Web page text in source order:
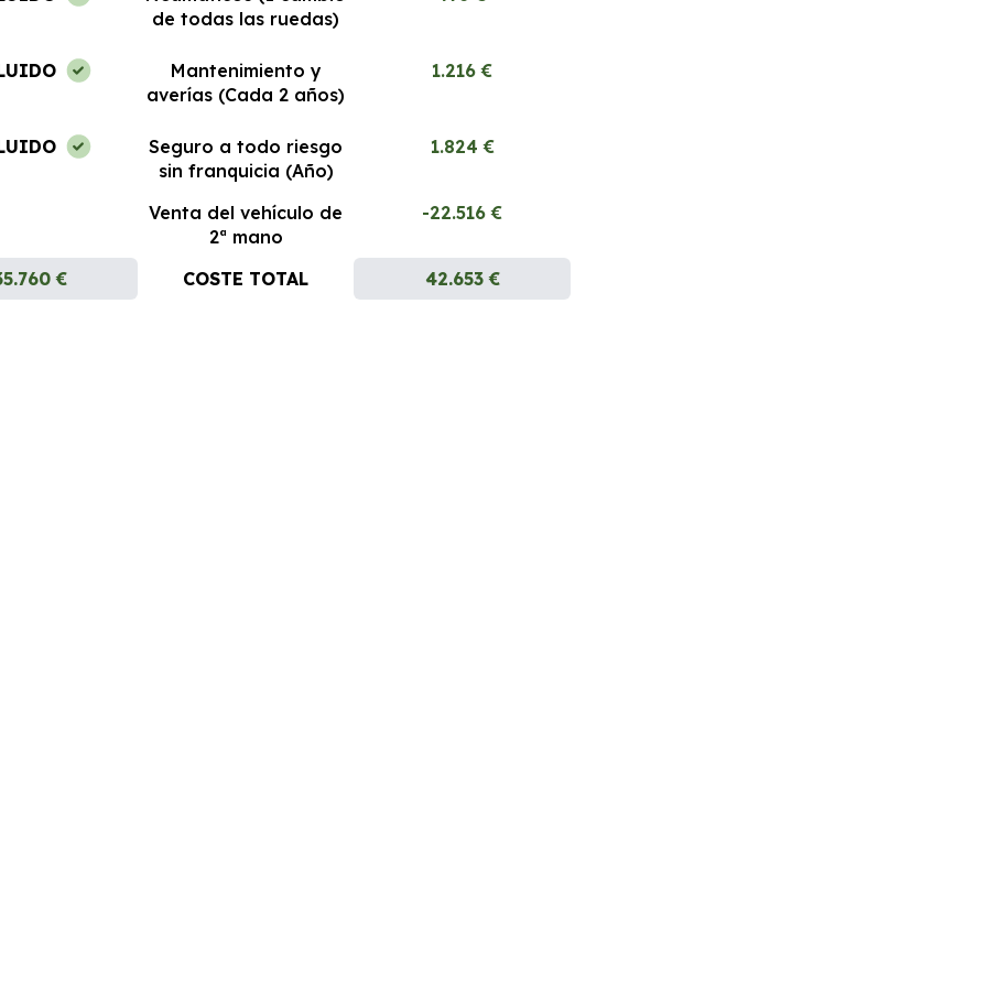
de todas las ruedas)
Mantenimiento y
averías (Cada 2 años)
1.216 €
Seguro a todo riesgo
sin franquicia (Año)
1.824 €
Venta del vehículo de
2ª mano
-22.516 €
€ COSTE TOTAL 42.653 €